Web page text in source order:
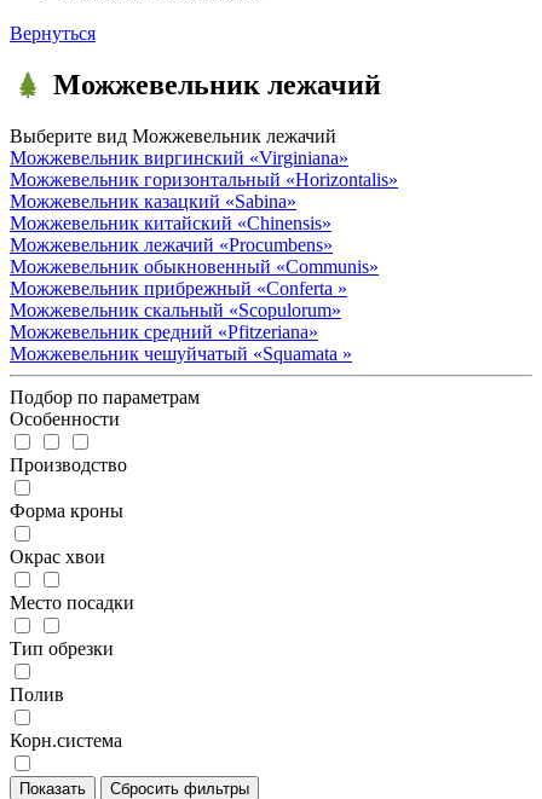
Вернуться
Можжевельник лежачий
Выберите вид Можжевельник лежачий
Можжевельник виргинский «Virginiana»
Можжевельник горизонтальный «Horizontalis»
Можжевельник казацкий «Sabina»
Можжевельник китайский «Chinensis»
Можжевельник лежачий «Procumbens»
Можжевельник обыкновенный «Communis»
Можжевельник прибрежный «Conferta »
Можжевельник скальный «Scopulorum»
Можжевельник средний «Pfitzeriana»
Можжевельник чешуйчатый «Squamata »
Подбор по параметрам
Особенности
Производство
Форма кроны
Окрас хвои
Место посадки
Тип обрезки
Полив
Корн.система